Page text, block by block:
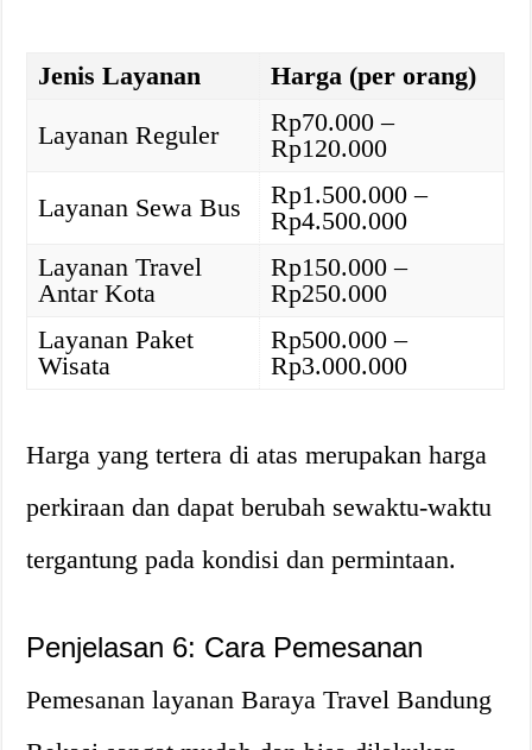
Jenis Layanan
Harga (per orang)
Layanan Reguler
Rp70.000 –
Rp120.000
Layanan Sewa Bus
Rp1.500.000 –
Rp4.500.000
Layanan Travel
Antar Kota
Rp150.000 –
Rp250.000
Layanan Paket
Wisata
Rp500.000 –
Rp3.000.000
Harga yang tertera di atas merupakan harga
perkiraan dan dapat berubah sewaktu-waktu
tergantung pada kondisi dan permintaan.
Penjelasan 6: Cara Pemesanan
Pemesanan layanan Baraya Travel Bandung